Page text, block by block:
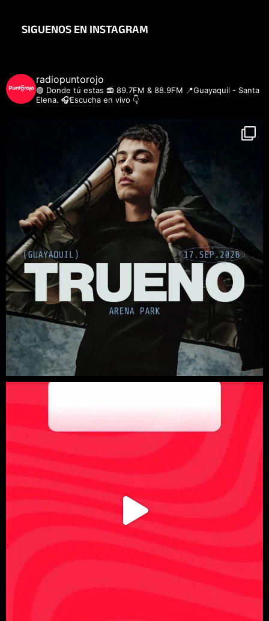
SIGUENOS EN INSTAGRAM
radiopuntorojo
🟣 Donde tú estas 📻 89.7FM & 88.9FM 📍Guayaquil - Santa
Elena. 🎧Escucha en vivo 👇